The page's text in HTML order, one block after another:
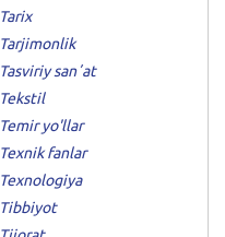
Tarix
Tarjimonlik
Tasviriy sanʼat
Tekstil
Temir yo'llar
Texnik fanlar
Texnologiya
Tibbiyot